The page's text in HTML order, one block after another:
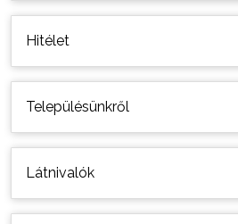
Hitélet
Településünkről
Látnivalók